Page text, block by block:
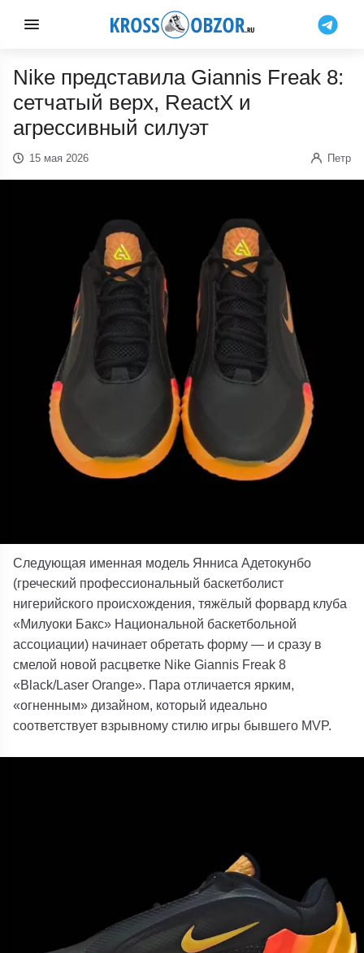
Nike представила Giannis Freak 8:
сетчатый верх, ReactX и
агрессивный силуэт
15 мая 2026 Петр
Следующая именная модель Янниса Адетокунбо
(греческий профессиональный баскетболист
нигерийского происхождения, тяжёлый форвард клуба
«Милуоки Бакс» Национальной баскетбольной
ассоциации) начинает обретать форму — и сразу в
смелой новой расцветке Nike Giannis Freak 8
«Black/Laser Orange». Пара отличается ярким,
«огненным» дизайном, который идеально
соответствует взрывному стилю игры бывшего MVP.